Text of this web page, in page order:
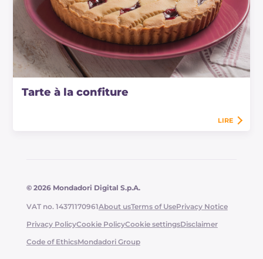
Tarte à la confiture
LIRE
© 2026 Mondadori Digital S.p.A.
VAT no. 14371170961About usTerms of UsePrivacy Notice
Privacy PolicyCookie PolicyCookie settingsDisclaimer
Code of EthicsMondadori Group